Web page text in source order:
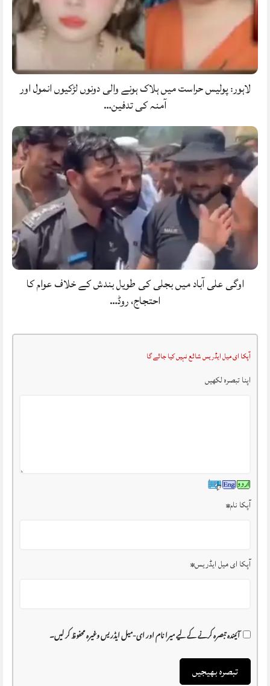
لاہور: پولیس حراست میں ہلاک ہونے والی دونوں لڑکیوں انمول اور
آمنہ کی تدفین…
اوگی علی آباد میں بجلی کی طویل بندش کے خلاف عوام کا
احتجاج، روڈ…
آپکا ای میل ایڈریس شائع نہیں کیا جائے گا
اپنا تبصرہ لکھیں
آپکا نام*
آپکا ای میل ایڈریس*
آئیندہ تبصرہ کرنے کے لیے میرا نام اور ای-میل ایڈریس وغیرہ محفوظ کر لیں۔